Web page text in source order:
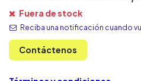
Fuera de stock
Reciba una notificación cuando
Contáctenos